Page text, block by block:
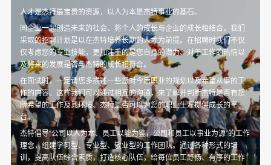
人才是杰特最宝贵的资源，以人为本是杰特事业的基石。
同企业一起创造未来的社会、将个人的成长与企业的成长相结合，我们
采取的招聘计划是以在杰特培养长期的人才为前提。在招聘时我们不仅
仅考虑您的专业技能，更加注重的是您自身的潜力、对于工作的热情以
及将来的发展是否与杰特的成长相符合。
在面试时，一定请您多描述一些您对今后职业的规划以及希望从事的工
作的内容。这样我们可以通过相互的沟通，来了解并判断杰特是否有您
所希望的工作及其环境、杰特是否可以为您的职业生涯提供成长的平
台。
杰特倡导“公司以人为本、员工以能为鉴，公司和员工以事业为源”的工作
理念，组建学习型、专业型、敬业型的工作团队。通过各种形式的培
训，提高队伍综合素质，打造核心队伍，给每位员工舒畅、有序的工作